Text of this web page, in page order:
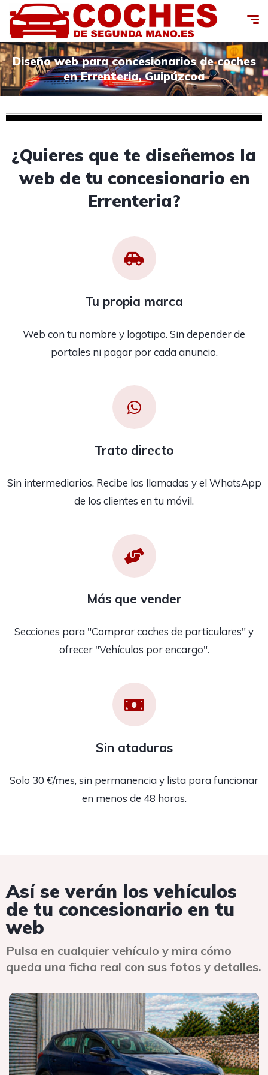
Diseño web para concesionarios de coches
en Errenteria, Guipúzcoa
¿Quieres que te diseñemos la
web de tu concesionario en
Errenteria?
Tu propia marca
Web con tu nombre y logotipo. Sin depender de
portales ni pagar por cada anuncio.
Trato directo
Sin intermediarios. Recibe las llamadas y el WhatsApp
de los clientes en tu móvil.
Más que vender
Secciones para "Comprar coches de particulares" y
ofrecer "Vehículos por encargo".
Sin ataduras
Solo 30 €/mes, sin permanencia y lista para funcionar
en menos de 48 horas.
Así se verán los vehículos
de tu concesionario en tu
web
Pulsa en cualquier vehículo y mira cómo
queda una ficha real con sus fotos y detalles.